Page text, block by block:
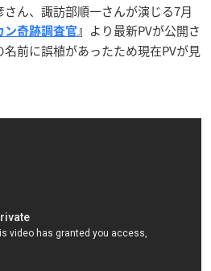
ん、諏訪部順一さんが演じる7月
ン奇跡調査官 』
より最新PVが公開さ
前に誤植があったため現在PVが見